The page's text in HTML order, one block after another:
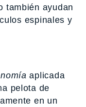
también ayudan
espinales y
aplicada
pelota de
en un